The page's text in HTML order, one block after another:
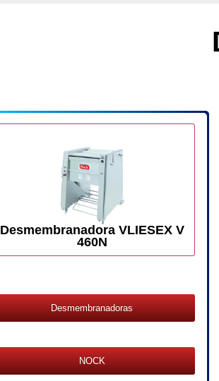
Desmembranadora VLIESEX V
460N
Desmembranadoras
NOCK